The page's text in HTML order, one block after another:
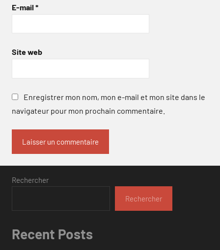
E-mail *
Site web
Enregistrer mon nom, mon e-mail et mon site dans le
navigateur pour mon prochain commentaire.
Rechercher
Rechercher
Recent Posts